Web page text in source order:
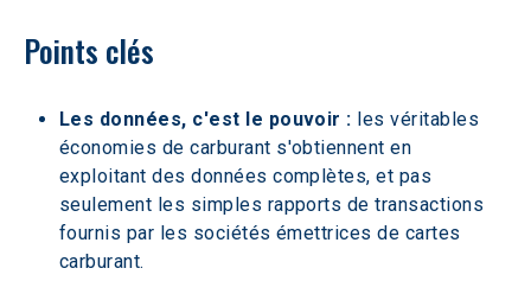
Points clés
Les données, c'est le pouvoir : les véritables
économies de carburant s'obtiennent en
exploitant des données complètes, et pas
seulement les simples rapports de transactions
fournis par les sociétés émettrices de cartes
carburant.